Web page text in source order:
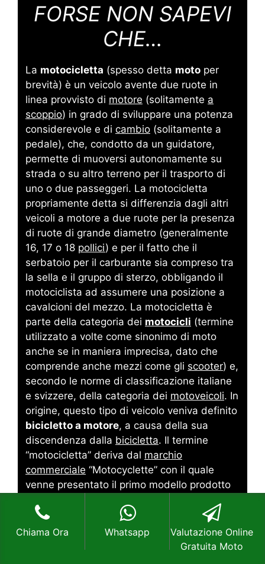
FORSE NON SAPEVI
CHE…
La motocicletta (spesso detta moto per
brevità) è un veicolo avente due ruote in
linea provvisto di motore (solitamente a
scoppio) in grado di sviluppare una potenza
considerevole e di cambio (solitamente a
pedale), che, condotto da un guidatore,
permette di muoversi autonomamente su
strada o su altro terreno per il trasporto di
uno o due passeggeri. La motocicletta
propriamente detta si differenzia dagli altri
veicoli a motore a due ruote per la presenza
di ruote di grande diametro (generalmente
16, 17 o 18 pollici) e per il fatto che il
serbatoio per il carburante sia compreso tra
la sella e il gruppo di sterzo, obbligando il
motociclista ad assumere una posizione a
cavalcioni del mezzo. La motocicletta è
parte della categoria dei motocicli (termine
utilizzato a volte come sinonimo di moto
anche se in maniera imprecisa, dato che
comprende anche mezzi come gli scooter) e,
secondo le norme di classificazione italiane
e svizzere, della categoria dei motoveicoli. In
origine, questo tipo di veicolo veniva definito
bicicletto a motore, a causa della sua
discendenza dalla bicicletta. Il termine
“motocicletta” deriva dal marchio
commerciale “Motocyclette” con il quale
venne presentato il primo modello prodotto
aveva ideato l’applicazione del
motore
ausiliario a una comune bicicletta,
Chiama Ora Whatsapp
Valutazione Online
Gratuita Moto